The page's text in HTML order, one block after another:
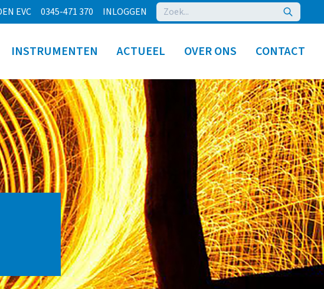
EVC 0345-471 370 INLOGGEN
INSTRUMENTEN ACTUEEL OVER ONS CONTACT